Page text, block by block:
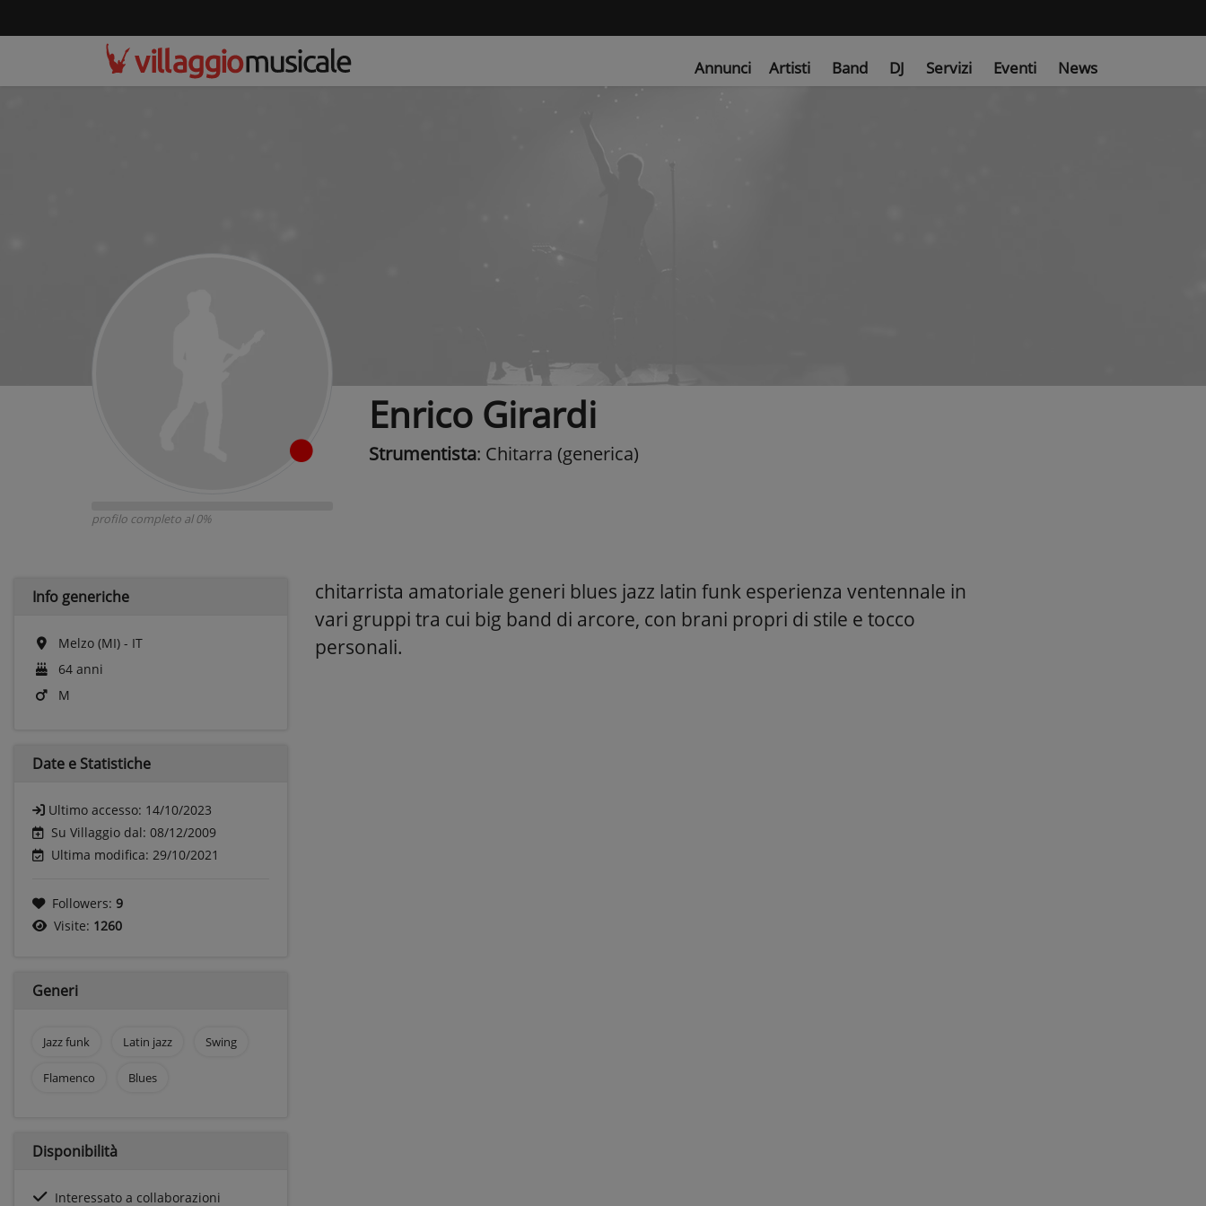
Annunci Artisti Band DJ Servizi Eventi News
profilo completo al 0%
Enrico Girardi
Strumentista: Chitarra (generica)
Info generiche
Melzo (MI) - IT
64 anni
M
Date e Statistiche
Ultimo accesso: 14/10/2023
Su Villaggio dal: 08/12/2009
Ultima modifica: 29/10/2021
Followers: 9
Visite: 1260
Generi
Jazz funk Latin jazz Swing
Flamenco Blues
Disponibilità
Interessato a collaborazioni
chitarrista amatoriale generi blues jazz latin funk esperienza ventennale in
vari gruppi tra cui big band di arcore, con brani propri di stile e tocco
personali.